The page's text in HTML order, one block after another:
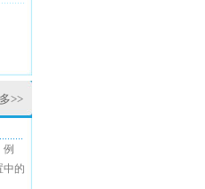
>>
例
中的